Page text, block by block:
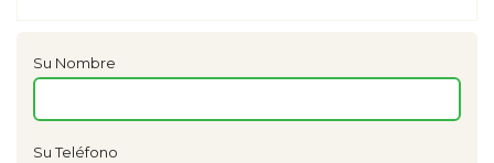
Su Nombre
Su Teléfono